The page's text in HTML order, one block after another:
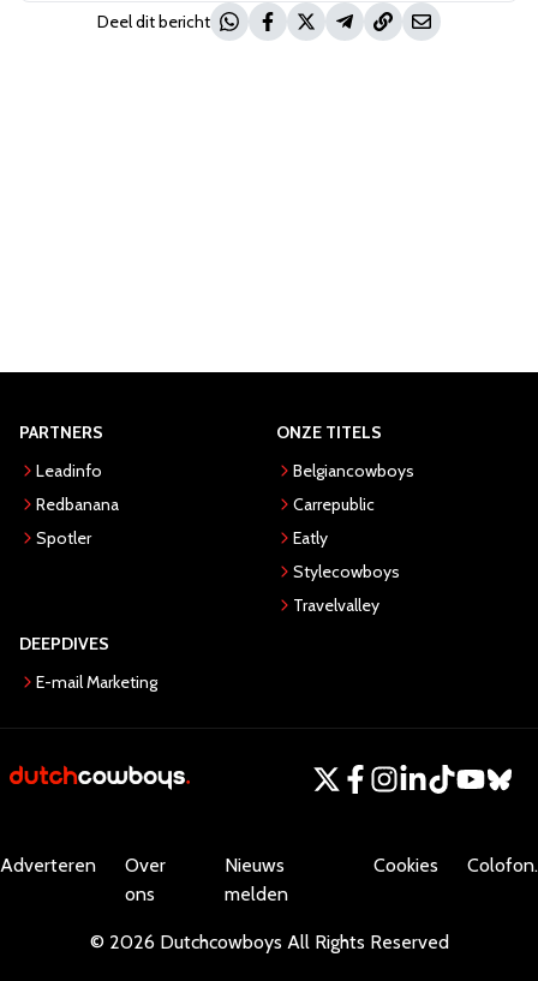
Deel dit bericht
PARTNERS
Leadinfo
Redbanana
Spotler
ONZE TITELS
Belgiancowboys
Carrepublic
Eatly
Stylecowboys
Travelvalley
DEEPDIVES
E-mail Marketing
Adverteren
Over
ons
Nieuws
melden
Cookies Colofon.
© 2026 Dutchcowboys All Rights Reserved